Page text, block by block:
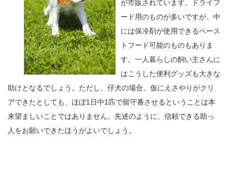
が市販されています。ドライフ
ード用のものが多いですが、中
には保冷剤が使用できるペース
トフード可能のものもありま
す。一人暮らしの飼い主さんに
はこうした便利グッズも大きな
助けとなるでしょう。ただし、仔犬の場合、仮にえさやりがクリ
アできたとしても、ほぼ1日中1匹で留守番させるということは本
来望ましいことではありません。先述のように、信頼できる助っ
人をお願いできたほうがよいでしょう。